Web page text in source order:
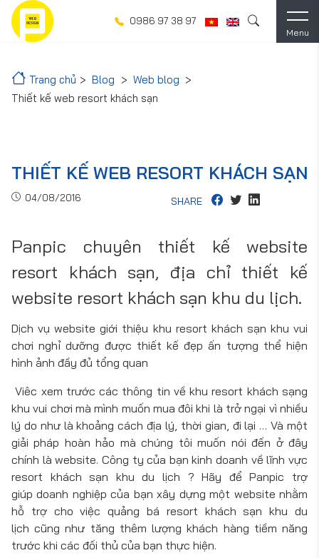
Menu
0986 97 38 97
Trang chủ Blog
Web blog
Thiết kế web resort khách sạn
THIẾT KẾ WEB RESORT KHÁCH SẠN
04/08/2016 SHARE
Panpic chuyên thiết kế website
resort khách sạn, địa chỉ thiết kế
website resort khách sạn khu du lịch.
Dịch vụ website giới thiệu khu resort khách sạn khu vui
chơi nghỉ dưỡng được thiết kế đẹp ấn tượng thể hiện
hình ảnh đầy đủ tổng quan
Viêc xem trước các thông tin về khu resort khách sạng
khu vui chơi mà mình muốn mua đôi khi là trở ngại vì nhiều
lý do như là khoảng cách địa lý, thời gian, đi lại … Và một
giải pháp hoàn hảo mà chúng tôi muốn nói đến ở đây
chính là website. Công ty của bạn kinh doanh về lĩnh vực
resort khách sạn khu du lịch ? Hãy để Panpic trợ
giúp doanh nghiệp của bạn xây dựng một website nhằm
hỗ trợ cho việc quảng bá resort khách sạn khu du
lịch cũng như tăng thêm lượng khách hàng tiềm năng
trước khi các đối thủ của bạn thực hiện.